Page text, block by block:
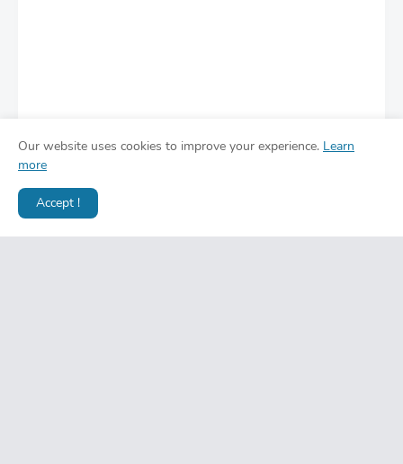
Our website uses cookies to improve your experience. Learn
more
Accept !